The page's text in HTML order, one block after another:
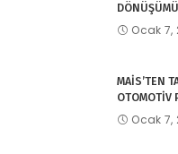
Ocak 7,
MAİS’TEN
OTOMOTİV
Ocak 7,